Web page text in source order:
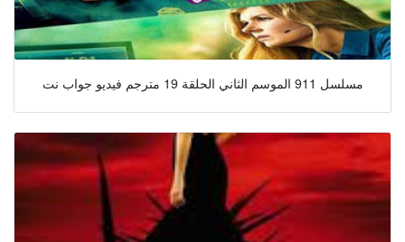
مسلسل 911 الموسم الثاني الحلقة 19 مترجم فيديو جواب نت